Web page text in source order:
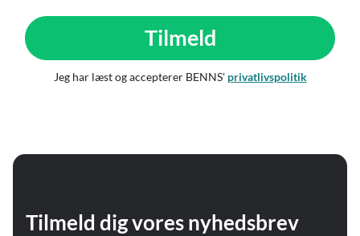
Tilmeld
Jeg har læst og accepterer BENNS' privatlivspolitik
Tilmeld dig vores nyhedsbrev